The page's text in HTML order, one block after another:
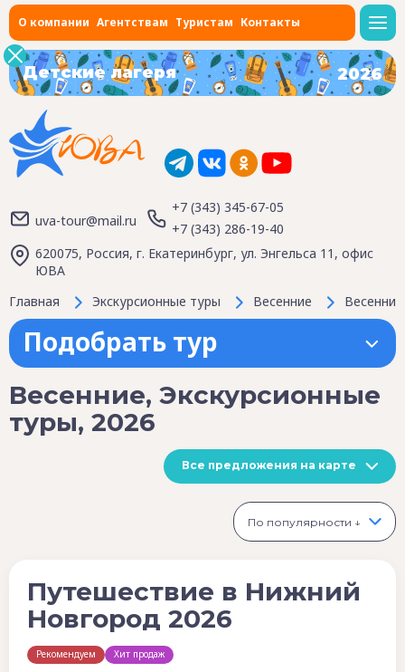
О компании Агентствам Туристам Контакты
Детские лагеря 2026
uva-tour@mail.ru
+7 (343) 345-67-05
+7 (343) 286-19-40
620075, Россия, г. Екатеринбург, ул. Энгельса 11, офис
ЮВА
Главная
Экскурсионные туры Весенние
Подобрать тур
Весенние, Экскурсионные
туры, 2026
Все предложения на карте
По популярности ↓
Путешествие в Нижний
Новгород 2026
Рекомендуем Хит продаж